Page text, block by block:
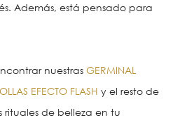
Además, está pensado para
nuestras GERMINAL
EFECTO FLASH y el resto de
rituales de belleza en tu